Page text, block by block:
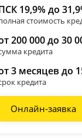
19,9% до
стоимость
200 000 до 30
кредита
3 месяцев до
кредита
Онлайн-заявка